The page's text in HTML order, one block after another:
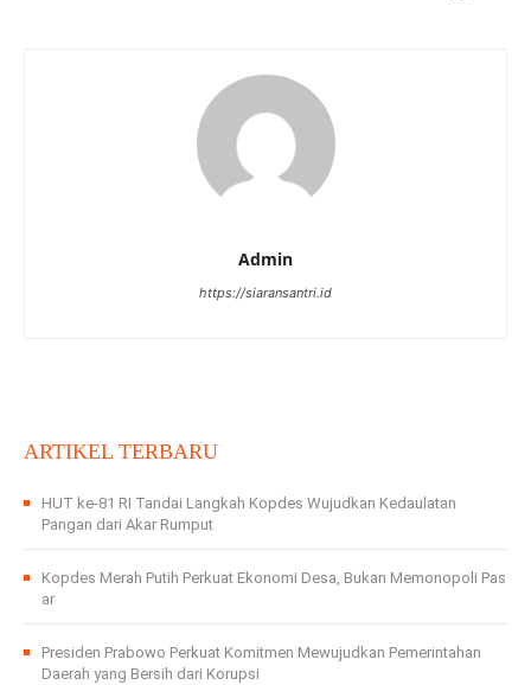
Admin
https://siaransantri.id
ARTIKEL TERBARU
HUT ke-81 RI Tandai Langkah Kopdes Wujudkan Kedaulatan
Pangan dari Akar Rumput
Kopdes Merah Putih Perkuat Ekonomi Desa, Bukan Memonopoli Pas
ar
Presiden Prabowo Perkuat Komitmen Mewujudkan Pemerintahan
Daerah yang Bersih dari Korupsi